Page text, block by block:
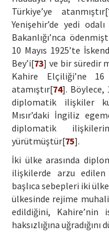
Türkiye’ye atanmıştır[
Yenişehir’de yedi
Bakanlığı’nca
10 Mayıs 1925’te
Bey’i[73] ve bir süredir
Kahire Elçiliği’ne 16
atamıştır[74]. Böylece,
diplomatik ilişkiler
Mısır’daki İngiliz
diplomatik
yürütmüştür[75].
İki ülke arasında
ilişkilerde arzu edilen
başlıca sebepleri iki
ülkesinde rejime
edildiğini, Kahire’nin
haksızlığına